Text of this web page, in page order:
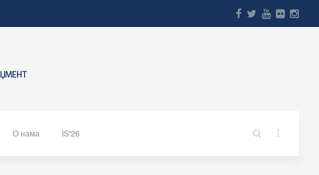
О нама IS'26